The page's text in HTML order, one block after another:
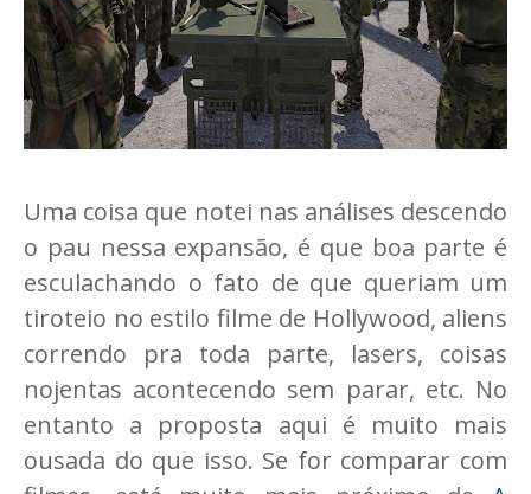
Uma coisa que notei nas análises descendo
o pau nessa expansão, é que boa parte é
esculachando o fato de que queriam um
tiroteio no estilo filme de Hollywood, aliens
correndo pra toda parte, lasers, coisas
nojentas acontecendo sem parar, etc. No
entanto a proposta aqui é muito mais
ousada do que isso. Se for comparar com